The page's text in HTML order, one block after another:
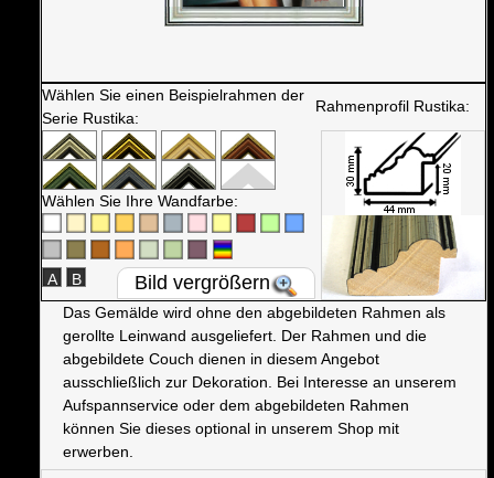
Wählen Sie einen Beispielrahmen der
Serie Rustika:
Rahmenprofil Rustika:
Wählen Sie Ihre Wandfarbe:
A B Bild vergrößern
Das Gemälde wird ohne den abgebildeten Rahmen als
gerollte Leinwand ausgeliefert. Der Rahmen und die
abgebildete Couch dienen in diesem Angebot
ausschließlich zur Dekoration. Bei Interesse an unserem
Aufspannservice oder dem abgebildeten Rahmen
können Sie dieses optional in unserem Shop mit
erwerben.